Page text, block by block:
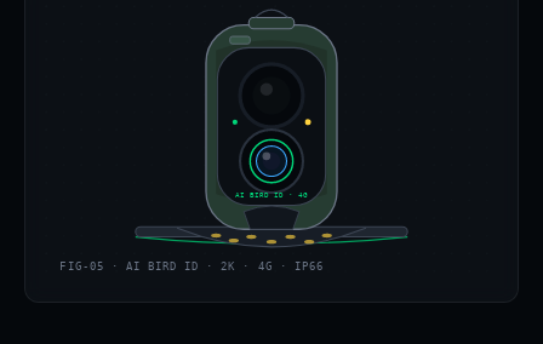
AI BIRD ID · 4G
FIG-05 · AI BIRD ID · 2K · 4G · IP66